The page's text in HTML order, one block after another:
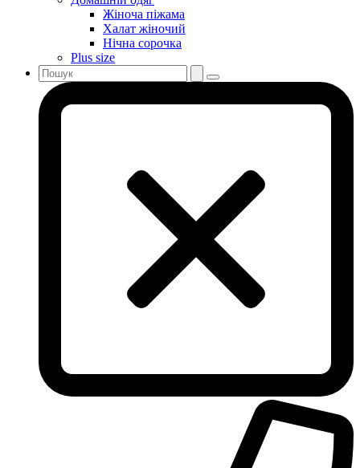
Жіноча піжама
Халат жіночий
Нічна сорочка
Plus size